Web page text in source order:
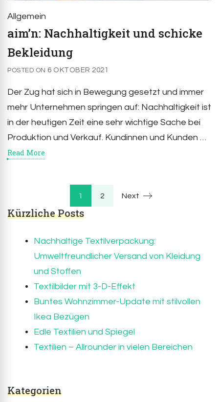
Allgemein
aim’n: Nachhaltigkeit und schicke
Bekleidung
POSTED ON 6 OKTOBER 2021
Der Zug hat sich in Bewegung gesetzt und immer
mehr Unternehmen springen auf: Nachhaltigkeit ist
in der heutigen Zeit eine sehr wichtige Sache bei
Produktion und Verkauf. Kundinnen und Kunden …
Read More
Beiträge
Page
1 Page
2 Next
Kürzliche Posts
Nachhaltige Textilverpackung:
Umweltfreundlicher Versand von Kleidung
und Stoffen
Textilbilder mit 3-D-Effekt
Buntes Wohnzimmer-Update mit stilvollen
Ikea Bezügen
Edle Textilien und Spiegel
Textilien – Allrounder in vielen Bereichen
Kategorien